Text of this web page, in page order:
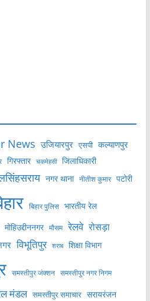
News उजियारपुर एसपी कल्याणपुर
गिरफ्तार चकमेहसी जिलाधिकारी
नगर थाना नीतीश कुमार पटोरी
बिहार पुलिस भारतीय रेल
मोहिउद्दीननगर मौसम रेलवे रोसड़ा
विभूतिपुर शराब शिक्षा विभाग
समस्तीपुर जंक्शन समस्तीपुर नगर निगम
मंडल समस्तीपुर समाचार सरायरंजन